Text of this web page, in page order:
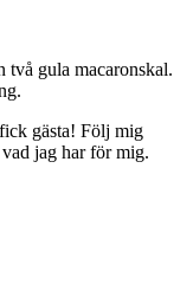
två gula macaronskal.
gästa! Följ mig
jag har för mig.